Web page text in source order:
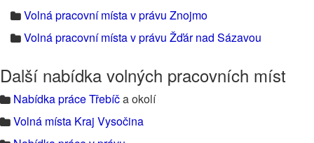
Volná pracovní místa v právu Znojmo
Volná pracovní místa v právu Žďár nad Sázavou
Další nabídka volných pracovních míst
Nabídka práce Třebíča okolí
Volná místa Kraj Vysočina